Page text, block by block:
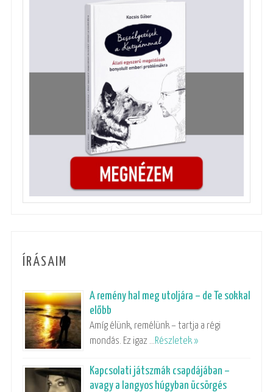
ÍRÁSAIM
A remény hal meg utoljára – de Te sokkal
előbb
Amíg élünk, remélünk – tartja a régi
mondás. Ez igaz …Részletek »
Kapcsolati játszmák csapdájában –
avagy a langyos húgyban ücsörgés